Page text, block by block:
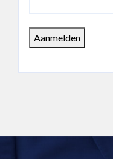
Aanmelden